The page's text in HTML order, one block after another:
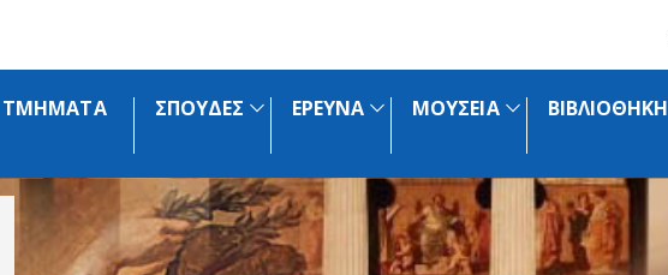
ΤΜΗΜΑΤΑ ΣΠΟΥΔΕΣ ΕΡΕΥΝΑ ΜΟΥΣΕΙΑ ΒΙΒΛΙΟΘΗΚΗ